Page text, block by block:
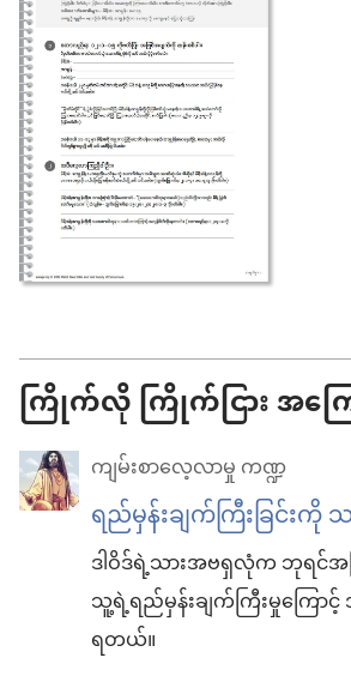
ကြိုက်လို ကြိုက်ငြား အကြေ
ကျမ်းစာလေ့လာမှု ကဏ္ဍ
ရည်မှန်းချက်ကြီးခြင်းကို
ဒါဝိဒ်ရဲ့သားအဗရှလုံက ဘုရင်အ
သူ့ရဲ့ရည်မှန်းချက်ကြီးမှုကြောင့်
ရတယ်။